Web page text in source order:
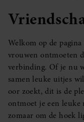
Welkom op de
vrouwen ontmoeten
verbinding. Of je nu
samen leuke uitjes
oor zoekt, dit is de
ontmoet je een leuke
zomaar om de hoek